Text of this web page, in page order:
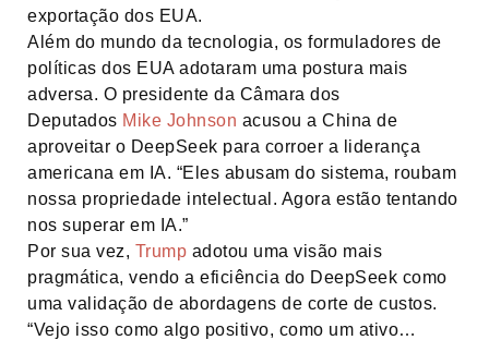
exportação dos EUA.
Além do mundo da tecnologia, os formuladores de
políticas dos EUA adotaram uma postura mais
adversa. O presidente da Câmara dos
Deputados Mike Johnson acusou a China de
aproveitar o DeepSeek para corroer a liderança
americana em IA. “Eles abusam do sistema, roubam
nossa propriedade intelectual. Agora estão tentando
nos superar em IA.”
Por sua vez, Trump adotou uma visão mais
pragmática, vendo a eficiência do DeepSeek como
uma validação de abordagens de corte de custos.
“Vejo isso como algo positivo, como um ativo…